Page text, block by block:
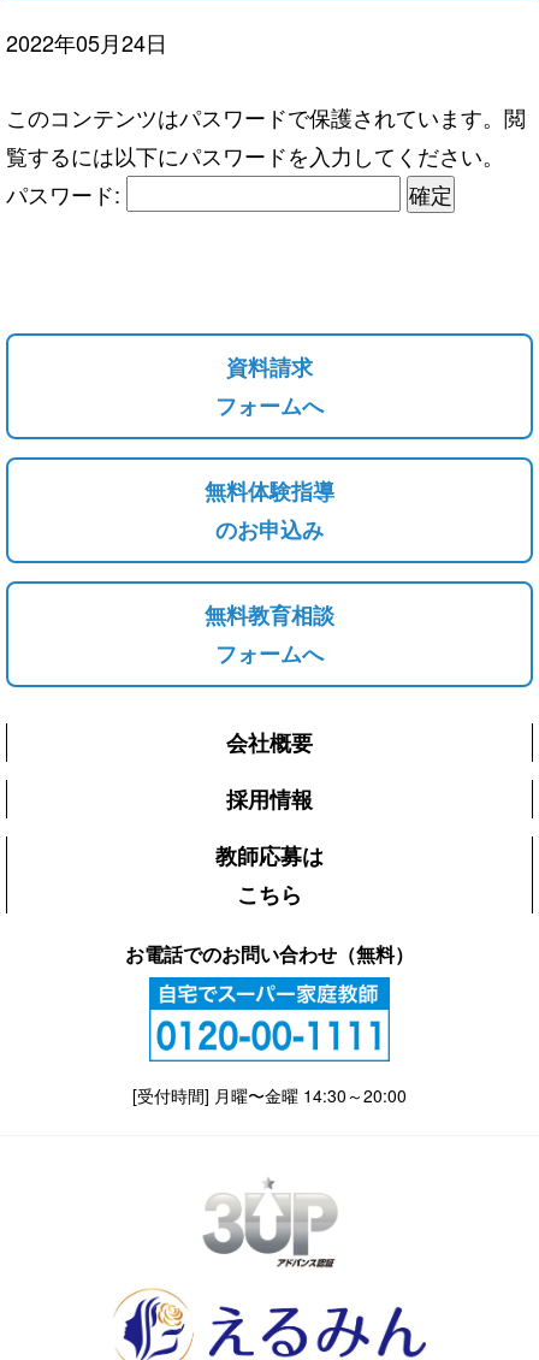
2022年05月24日
このコンテンツはパスワードで保護されています。閲
覧するには以下にパスワードを入力してください。
パスワード:
資料請求
フォームへ
無料体験指導
のお申込み
無料教育相談
フォームへ
会社概要
採用情報
教師応募は
こちら
お電話でのお問い合わせ（無料）
[受付時間] 月曜〜金曜 14:30～20:00